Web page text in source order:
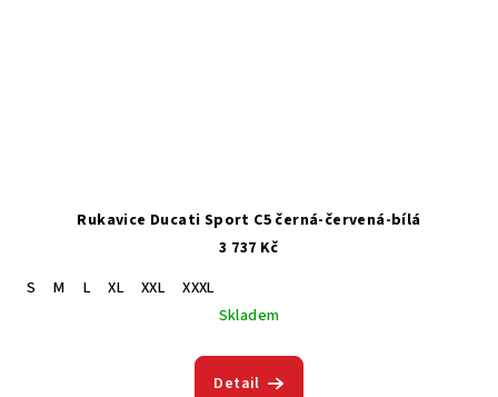
Rukavice Ducati Sport C5 černá-červená-bílá
3 737 Kč
S
M L XL XXL
XXXL
Skladem
Detail